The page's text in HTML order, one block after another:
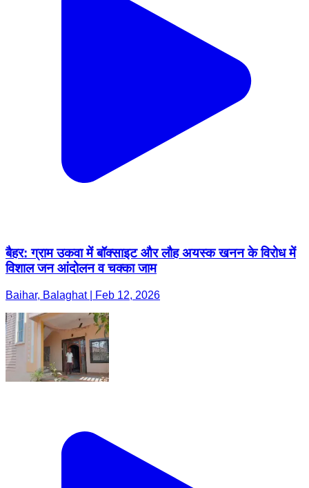
बैहर: ग्राम उकवा में बॉक्साइट और लौह अयस्क खनन के विरोध में
विशाल जन आंदोलन व चक्का जाम
Baihar, Balaghat | Feb 12, 2026